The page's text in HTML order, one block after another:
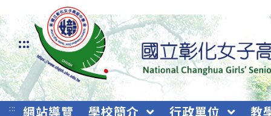
轉
至
主
要
:::
::: 網站導覽 學校簡介 行政單位
教